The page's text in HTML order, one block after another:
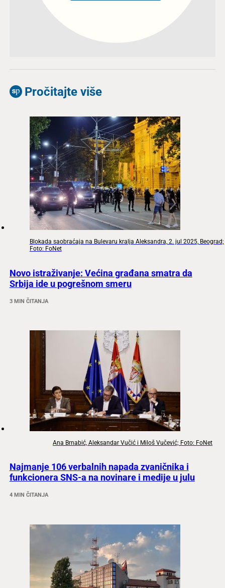
Pročitajte više
Blokada saobraćaja na Bulevaru kralja Aleksandra, 2. jul 2025, Beograd;
Foto: FoNet
Novo istraživanje: Većina građana smatra da
Srbija ide u pogrešnom smeru
3 MIN ČITANJA
Ana Brnabić, Aleksandar Vučić i Miloš Vučević; Foto: FoNet
Najmanje 106 verbalnih napada zvaničnika i
funkcionera SNS-a na novinare i medije u julu
4 MIN ČITANJA